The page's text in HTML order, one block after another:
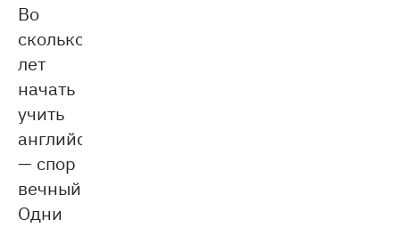
Во
сколько
лет
начать
учить
английский
— спор
вечный.
Одни